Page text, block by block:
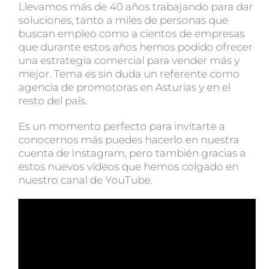
Llevamos más de 40 años trabajando para dar
soluciones, tanto a miles de personas que
buscan empleo como a cientos de empresas
que durante estos años hemos podido ofrecer
una estrategia comercial para vender más y
mejor. Tema es sin duda un referente como
agencia de promotoras en Asturias y en el
resto del país.
Es un momento perfecto para invitarte a
conocernos más puedes hacerlo en nuestra
cuenta de Instagram, pero también gracias a
estos nuevos vídeos que hemos colgado en
nuestro canal de YouTube.